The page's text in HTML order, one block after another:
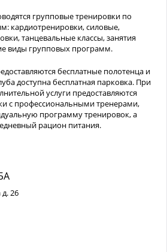
групповые тренировки по
кардиотренировки, силовые,
танцевальные классы, занятия
виды групповых программ.
бесплатные полотенца и
доступна бесплатная парковка. При
услуги предоставляются
с профессиональными тренерами,
программу тренировок, а
рацион питания.
26